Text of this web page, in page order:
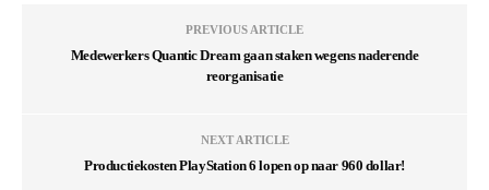
PREVIOUS ARTICLE
Medewerkers Quantic Dream gaan staken wegens naderende
reorganisatie
NEXT ARTICLE
Productiekosten PlayStation 6 lopen op naar 960 dollar!